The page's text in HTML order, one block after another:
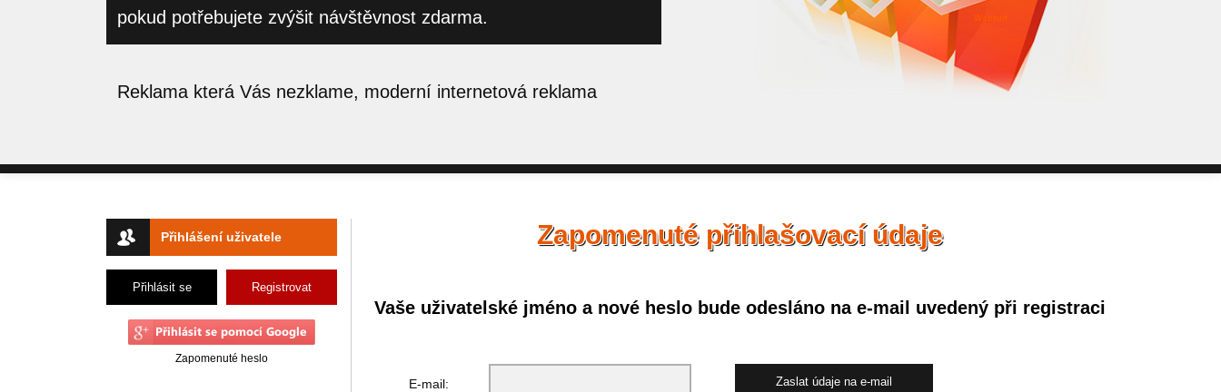
pokud potřebujete zvýšit návštěvnost zdarma.
Reklama která Vás nezklame, moderní internetová reklama
Přihlášení uživatele
Přihlásit se Registrovat
Zapomenuté heslo
Zapomenuté přihlašovací údaje
Vaše uživatelské jméno a nové heslo bude odesláno na e-mail uvedený při registraci
E-mail: